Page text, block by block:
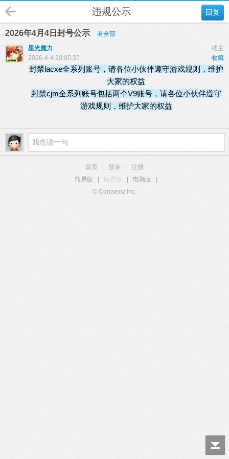
回复
违规公示
2026年4月4日封号公示
看全部
楼主
星光魔力
收藏
2026-4-4 20:05:37
封禁lacxe全系列账号，请各位小伙伴遵守游戏规则，维护
大家的权益
封禁cjm全系列账号包括两个V9账号， 请各位小伙伴遵守
游戏规则，维护大家的权益
首页 登录
注册
简易版
触屏版 电脑版
© Comsenz Inc.